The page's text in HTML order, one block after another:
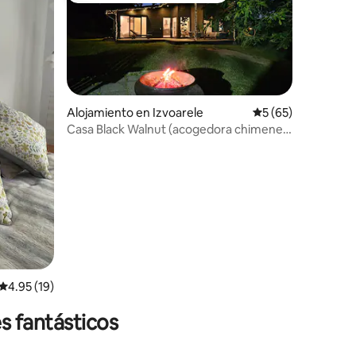
promedio: 4.95 de 5, 19 reseñas
4.95 (19)
Alojamiento en Izvoarele Calificación
5 (65)
Casa Black Walnut (acogedora chimenea
fantásticos